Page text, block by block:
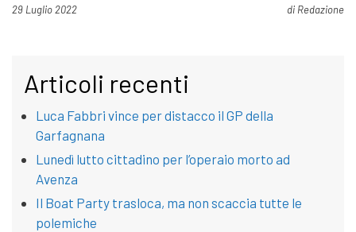
Pubblicato il
29 Luglio 2022 di Redazione
Articoli recenti
Luca Fabbri vince per distacco il GP della
Garfagnana
Lunedì lutto cittadino per l’operaio morto ad
Avenza
Il Boat Party trasloca, ma non scaccia tutte le
polemiche